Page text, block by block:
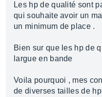
Les hp de qualité sont
qui souhaite avoir un
un minimum de place .
Bien sur que les hp de
largue en bande
Voila pourquoi , mes
de diverses tailles de